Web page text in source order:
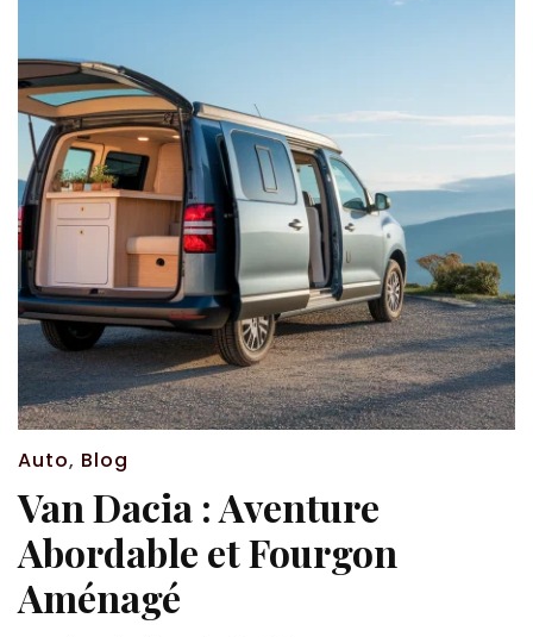
Auto, Blog
Van Dacia : Aventure
Abordable et Fourgon
Aménagé